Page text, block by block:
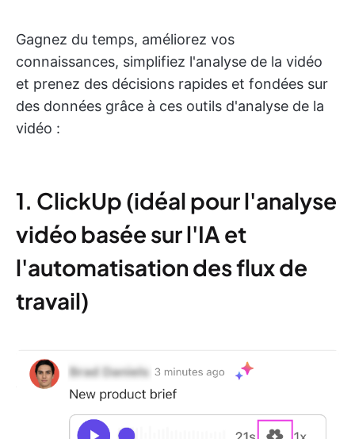
Gagnez du temps, améliorez vos
connaissances, simplifiez l'analyse de la vidéo
et prenez des décisions rapides et fondées sur
des données grâce à ces outils d'analyse de la
vidéo :
1. ClickUp (idéal pour l'analyse
vidéo basée sur l'IA et
l'automatisation des flux de
travail)